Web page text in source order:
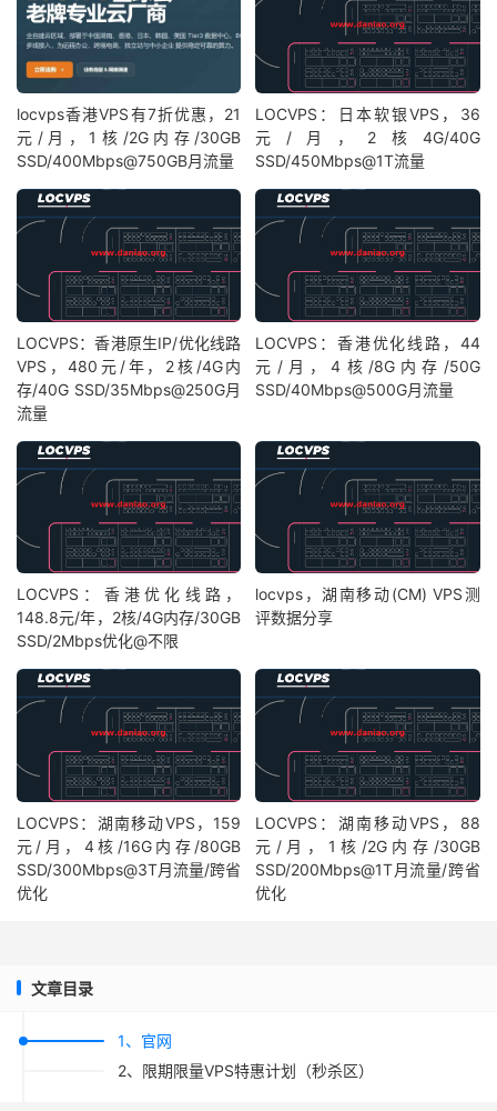
locvps香港VPS有7折优惠，21
元/月，1核/2G内存/30GB
SSD/400Mbps@750GB月流量
LOCVPS：日本软银VPS，36
元/月，2核4G/40G
SSD/450Mbps@1T流量
LOCVPS：香港原生IP/优化线路
VPS，480元/年，2核/4G内
存/40G SSD/35Mbps@250G月
流量
LOCVPS：香港优化线路，44
元/月，4核/8G内存/50G
SSD/40Mbps@500G月流量
LOCVPS：香港优化线路，
148.8元/年，2核/4G内存/30GB
SSD/2Mbps优化@不限
locvps，湖南移动(CM) VPS测
评数据分享
LOCVPS：湖南移动VPS，159
元/月，4核/16G内存/80GB
SSD/300Mbps@3T月流量/跨省
优化
LOCVPS：湖南移动VPS，88
元/月，1核/2G内存/30GB
SSD/200Mbps@1T月流量/跨省
优化
文章目录
1、官网
2、限期限量VPS特惠计划（秒杀区）